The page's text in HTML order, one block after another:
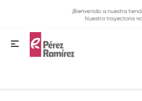

GASTRONOMÍA